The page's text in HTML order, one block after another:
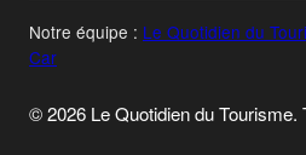
Notre équipe : Le Quotidien du
Car
© 2026 Le Quotidien du Tourisme.